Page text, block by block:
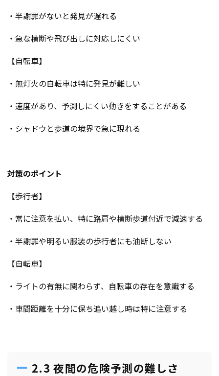
・半謝罪がないと発見が遅れる
・急な横断や飛び出しに対応しにくい
【自転車】
・無灯火の自転車は特に発見が難しい
・速度があり、予測しにくい動きをすることがある
・シャドウと歩道の境界で急に現れる
対策のポイント
【歩行者】
・常に注意を払い、特に路肩や横断歩道付近で減速する
・半謝罪や明るい服装の歩行者にも油断しない
【自転車】
・ライトの有無に関わらず、自転車の存在を意識する
・車間距離を十分に保ち追い越し時は特に注意する
2.3 夜間の危険予測の難しさ